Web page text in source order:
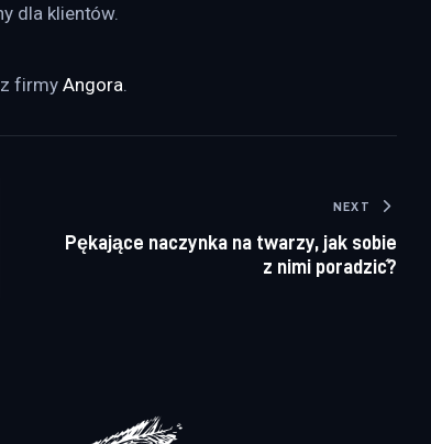
dla klientów.
z firmy Angora
NEXT
Pękające naczynka na twarzy, jak sobie
z nimi poradzić?